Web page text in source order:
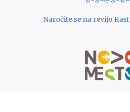
Naročite se na revijo Rast